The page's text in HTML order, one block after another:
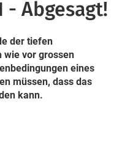
- Abgesagt!
der tiefen
wie vor grossen
eines
müssen, dass das
kann.